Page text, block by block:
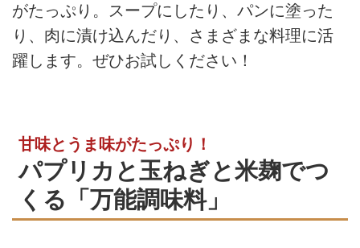
がたっぷり。スープにしたり、パンに塗った
り、肉に漬け込んだり、さまざまな料理に活
躍します。ぜひお試しください！
甘味とうま味がたっぷり！
パプリカと玉ねぎと米麹でつ
くる「万能調味料」